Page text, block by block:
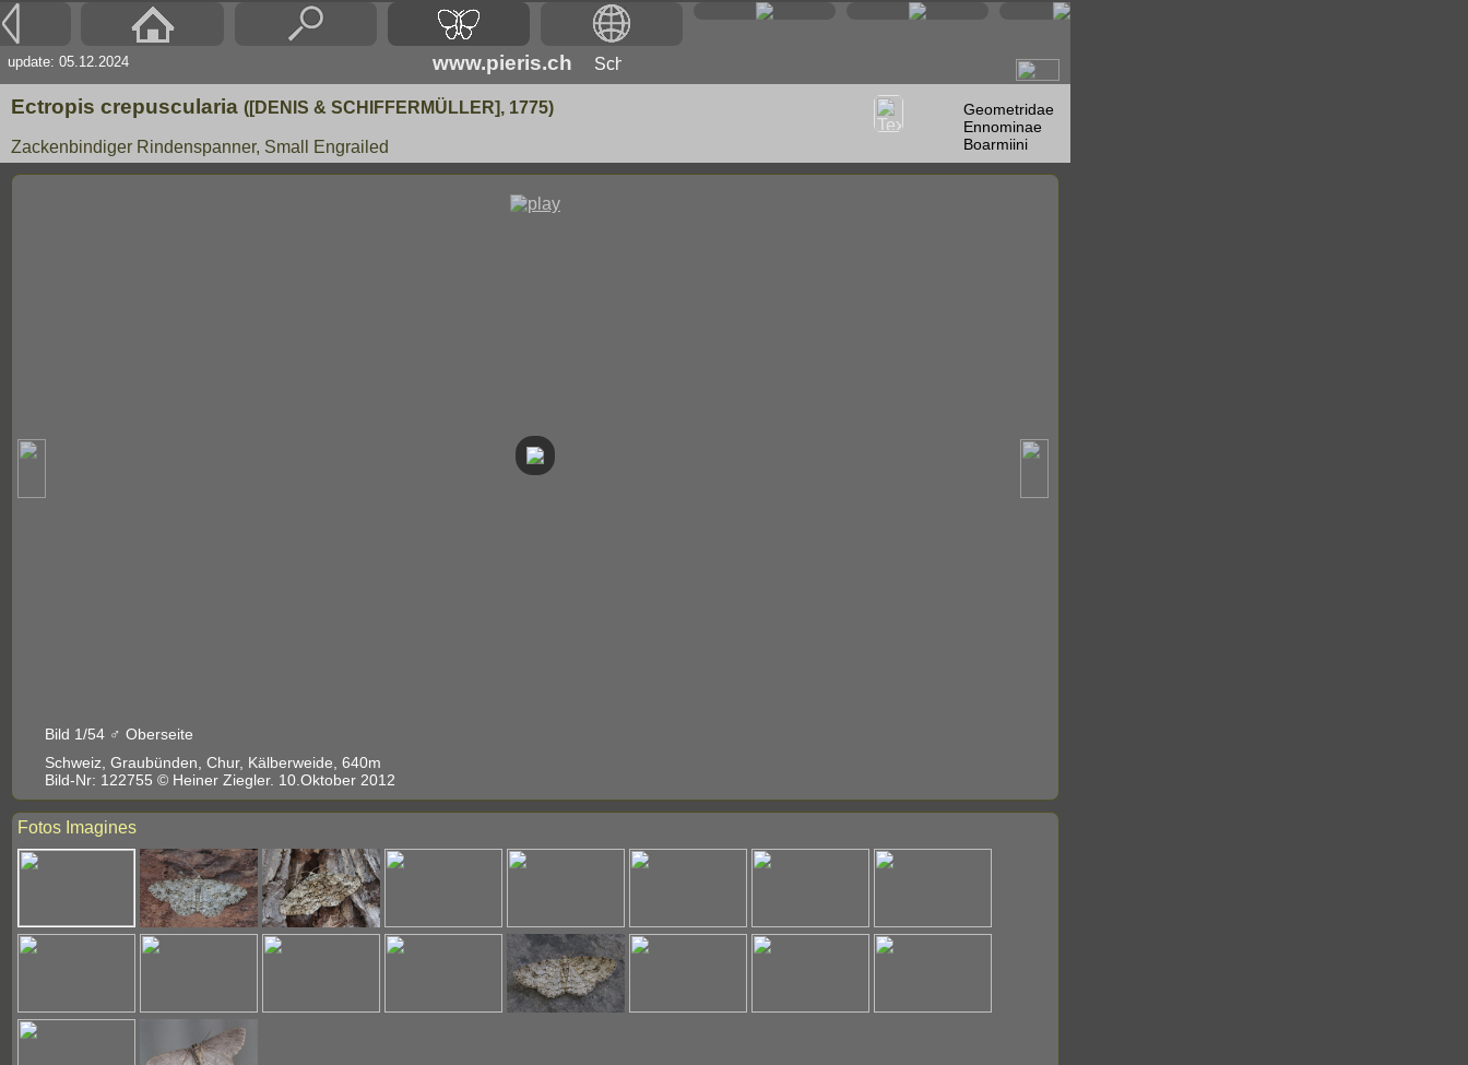
update: 05.12.2024
www.pieris.ch
Ectropis crepuscularia ([DENIS & SCHIFFERMÜLLER], 1775)
Geometridae
Ennominae
Boarmiini
Zackenbindiger Rindenspanner, Small Engrailed
Bild 1/54 ♂ Oberseite
Schweiz, Graubünden, Chur, Kälberweide, 640m
Bild-Nr: 122755 © Heiner Ziegler. 10.Oktober 2012
Fotos Imagines